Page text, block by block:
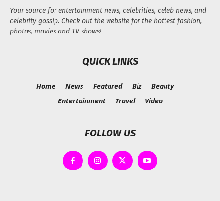
Your source for entertainment news, celebrities, celeb news, and
celebrity gossip. Check out the website for the hottest fashion,
photos, movies and TV shows!
QUICK LINKS
Home News Featured Biz
Beauty
Entertainment
Travel Video
FOLLOW US